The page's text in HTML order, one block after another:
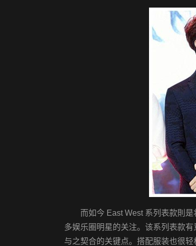
而如今 East West 系列表款則
多娱乐圈明星的关注。该系列表款
与之契合的关键点。搭配服装也很